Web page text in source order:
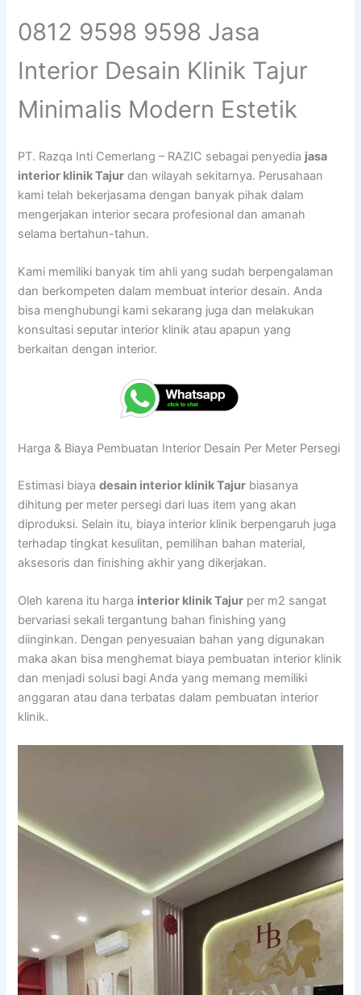
0812 9598 9598 Jasa
Interior Desain Klinik Tajur
Minimalis Modern Estetik
PT. Razqa Inti Cemerlang – RAZIC sebagai penyedia jasa
interior klinik Tajur dan wilayah sekitarnya. Perusahaan
kami telah bekerjasama dengan banyak pihak dalam
mengerjakan interior secara profesional dan amanah
selama bertahun-tahun.
Kami memiliki banyak tim ahli yang sudah berpengalaman
dan berkompeten dalam membuat interior desain. Anda
bisa menghubungi kami sekarang juga dan melakukan
konsultasi seputar interior klinik atau apapun yang
berkaitan dengan interior.
Harga & Biaya Pembuatan Interior Desain Per Meter Persegi
Estimasi biayadesain interior klinik Tajur biasanya
dihitung per meter persegi dari luas item yang akan
diproduksi. Selain itu, biaya interior klinik berpengaruh juga
terhadap tingkat kesulitan, pemilihan bahan material,
aksesoris dan finishing akhir yang dikerjakan.
Oleh karena itu harga interior klinik Tajur per m2 sangat
bervariasi sekali tergantung bahan finishing yang
diinginkan. Dengan penyesuaian bahan yang digunakan
maka akan bisa menghemat biaya pembuatan interior klinik
dan menjadi solusi bagi Anda yang memang memiliki
anggaran atau dana terbatas dalam pembuatan interior
klinik.